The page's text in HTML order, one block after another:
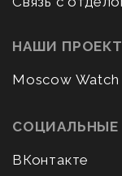
НАШИ
Moscow Watch
СОЦИАЛЬНЫЕ
ВКонтакте